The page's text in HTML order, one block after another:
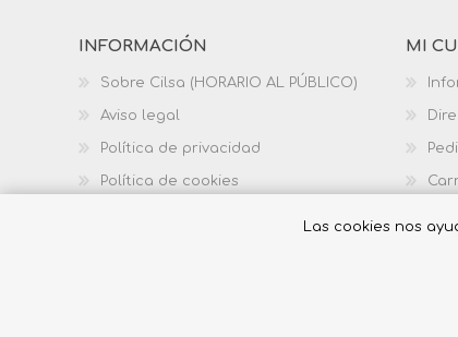
INFORMACIÓN
Sobre Cilsa (HORARIO AL PÚBLICO)
Aviso legal
Política de privacidad
Política de cookies
MI
Las cookies nos